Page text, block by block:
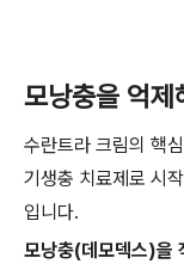
모낭충을 억제
수란트라 크림의 핵
기생충 치료제로 시
입니다.
모낭충(데모덱스)을